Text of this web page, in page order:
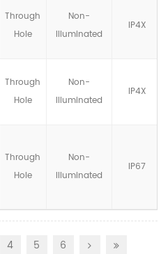
Through
Hole
Non-
llluminated
IP4X
Through
Hole
Non-
llluminated
IP4X
Through
Hole
Non-
llluminated
IP67
4 5
6